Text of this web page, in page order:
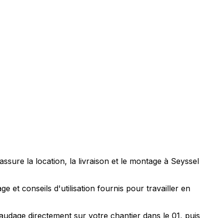
la location, la livraison et le montage à Seyssel
et conseils d'utilisation fournis pour travailler en
directement sur votre chantier dans le 01, puis